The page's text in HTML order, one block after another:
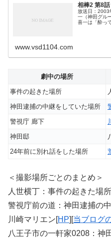
相棒2 第8話
放送日：2003
一（神田グル
喜一は「酔っ
www.vsd1104.com
劇中の場所
事件の起きた場所
神田逮捕の中継をしていた場所
警視庁 廊下
神田邸
24年前に別れ話をした場所
＜撮影場所ごとのまとめ＞
人世横丁：事件の起きた場所
警視庁前の道：神田逮捕の
川崎マリエン[HP][当ブログ
八王子市の一軒家0208：神